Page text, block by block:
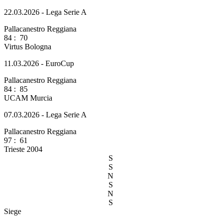
22.03.2026 - Lega Serie A
Pallacanestro Reggiana
84 : 70
Virtus Bologna
11.03.2026 - EuroCup
Pallacanestro Reggiana
84 : 85
UCAM Murcia
07.03.2026 - Lega Serie A
Pallacanestro Reggiana
97 : 61
Trieste 2004
S
S
N
S
N
S
Siege